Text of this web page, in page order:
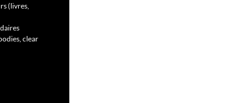
(livres,
clear